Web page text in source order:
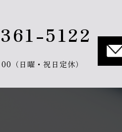
5122
（日曜・祝日定休）